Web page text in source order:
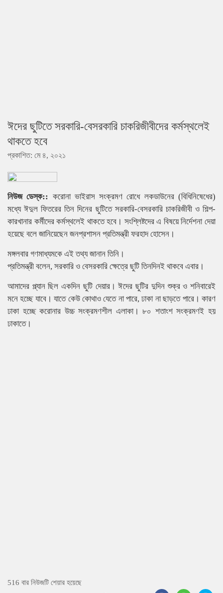
ঈদের ছুটিতে সরকারি-বেসরকারি চাকরিজীবীদের কর্মস্থলেই
থাকতে হবে
প্রকাশিত: মে ৪, ২০২১
নিউজ ডেস্ক:: করোনা ভাইরাস সংক্রমণ রোধে লকডাউনের (বিধিনিষেধের)
মধ্যে ঈদুল ফিতরের তিন দিনের ছুটিতে সরকারি-বেসরকারি চাকরিজীবী ও শিল্প-
কারখানার কর্মীদের কর্মস্থলেই থাকতে হবে। সংশ্লিষ্টদের এ বিষয়ে নির্দেশনা দেয়া
হয়েছে বলে জানিয়েছেন জনপ্রশাসন প্রতিমন্ত্রী ফরহাদ হোসেন।
মঙ্গলবার গণমাধ্যমকে এই তথ্য জানান তিনি।
প্রতিমন্ত্রী বলেন, সরকারি ও বেসরকারি ক্ষেত্রে ছুটি তিনদিনই থাকবে এবার।
আমাদের প্ল্যান ছিল একদিন ছুটি দেয়ার। ঈদের ছুটির দুদিন শুক্র ও শনিবারেই
মনে হচ্ছে যাবে। যাতে কেউ কোথাও যেতে না পারে, ঢাকা না ছাড়তে পারে। কারণ
ঢাকা হচ্ছে করোনার উচ্চ সংক্রমণশীল এলাকা। ৮০ শতাংশ সংক্রমণই হয়
ঢাকাতে।
516 বার নিউজটি শেয়ার হয়েছে